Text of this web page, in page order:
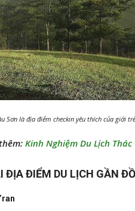
Sơn là địa điểm checkin yêu thích của giới
Kinh Nghiệm Du Lịch Thác
ĐỊA ĐIỂM DU LỊCH GẦN